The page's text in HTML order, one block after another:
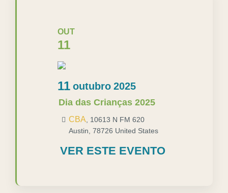
OUT
11
11 outubro 2025
Dia das Crianças 2025
CBA
10613 N FM 620
Austin 78726 United States
VER ESTE EVENTO